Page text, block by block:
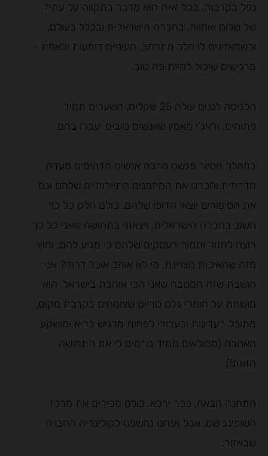
נפל בקרבות. בכל זאת הוא מדבר בתקווה על עתיד
של שלום ואחווה, בחברה הישראלית ובכלל בעולם,
וכשמאזינים לו הלב מתרחב, העיניים דומעות ובאמת –
מרגישים שיכול להיות פה טוב.
הכניסה לגנים עולה 25 שקלים, השערים תמיד
פתוחים, וראג'י מאמין שאנשים טובים יעברו בהם.
במהלך הסיור פגשנו הרבה אנשים מדהימים מעדה
הדרוזית והכרנו את המיזמנים התיירותיים שלהם וגם
את הסיפורים יוצאי הדופן שלהם. כולם חלק כל כך
חשוב בחברה הישראלית, ויצאתי בתחושה שאני כל כך
רוצה לחזור ותמוך בעסקים שלהם כי מגיע להם, וחוץ
מזה שהאיכות מצויינת. מי לא אוהב אוכל דרוזי? אני
חושבת שזה המטבח שאני הכי אוהבת בישראל. הוא
מושתת על חומרי גלם טריים שצומחים בקרבת מקום,
מתובל בעדינות ובעבורי לפחות מרגיש בריא ומושקע
האהבה (ממולאים תמיד גורמים לי את התחושה
הזאת!).
התחנה הבאה, כפר ירכא. כולם מכירים את מרכז
השופינג שם, אבל אנחנו נחשפנו לקולינריה החבויה
שבאזור.